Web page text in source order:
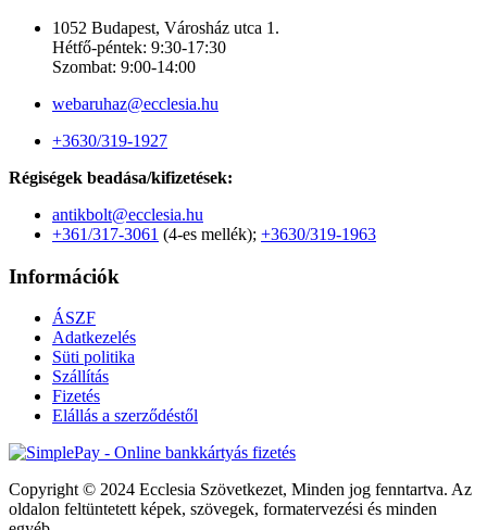
1052 Budapest, Városház utca 1.
Hétfő-péntek: 9:30-17:30
Szombat: 9:00-14:00
webaruhaz@ecclesia.hu
+3630/319-1927
Régiségek beadása/kifizetések:
antikbolt@ecclesia.hu
+361/317-3061 (4-es mellék); +3630/319-1963
Információk
ÁSZF
Adatkezelés
Süti politika
Szállítás
Fizetés
Elállás a szerződéstől
Copyright © 2024 Ecclesia Szövetkezet, Minden jog fenntartva. Az
oldalon feltüntetett képek, szövegek, formatervezési és minden